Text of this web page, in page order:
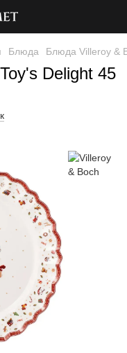
Блюда Блюда Villeroy &
Delight 45